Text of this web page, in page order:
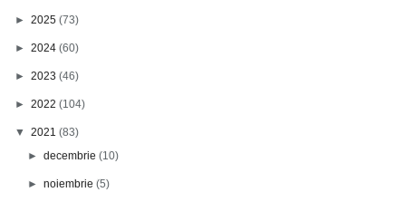
► 2025 (73)
► 2024 (60)
► 2023 (46)
► 2022 (104)
▼ 2021 (83)
►decembrie(10)
►noiembrie(5)